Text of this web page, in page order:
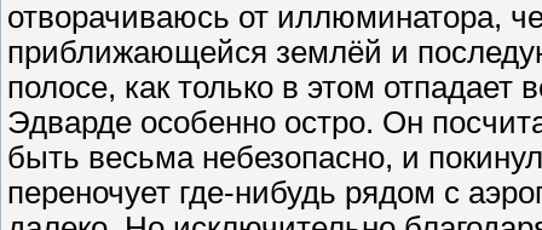
отворачиваюсь от иллюминатора,
приближающейся землёй и
полосе, как только в этом
Эдварде особенно остро. Он
быть весьма небезопасно, и
переночует где-нибудь рядом с